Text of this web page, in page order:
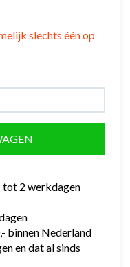
slechts één op
tot 2 werkdagen
binnen Nederland
en dat al sinds